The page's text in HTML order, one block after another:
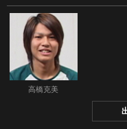
高橋克美